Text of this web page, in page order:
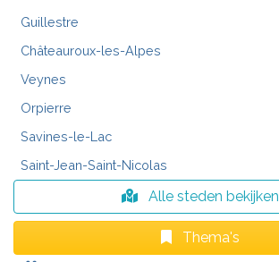
Guillestre
Châteauroux-les-Alpes
Veynes
Orpierre
Savines-le-Lac
Saint-Jean-Saint-Nicolas
Alle steden bekijken
Thema's